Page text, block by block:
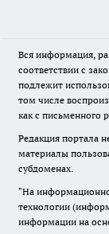
Вся информация,
соответствии с
подлежит
том числе
как с письменного
Редакция портала
материалы
субдоменах.
"На
технологии
информации на